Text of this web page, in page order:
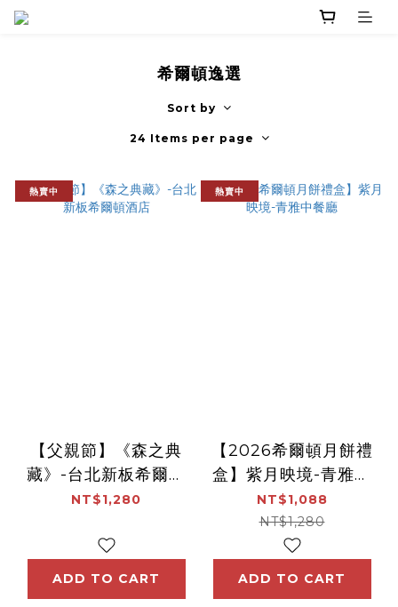
希爾頓逸選
Sort by
24 Items per page
熱賣中
【父親節】《森之典
藏》-台北新板希爾頓
酒店
NT$1,280
ADD TO CART
熱賣中
【2026希爾頓月餅禮
盒】紫月映境-青雅中
餐廳
NT$1,088
NT$1,280
ADD TO CART